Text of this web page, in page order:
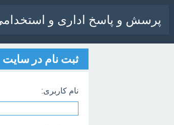
پرسش و پاسخ اداری و
ثبت نام در سایت
نام کاربری: